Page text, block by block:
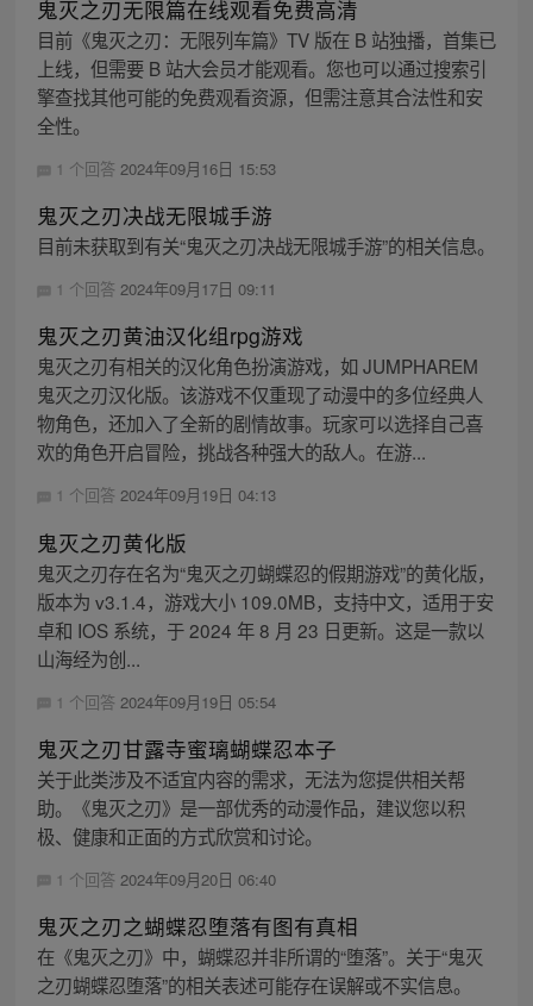
鬼灭之刃无限篇在线观看免费高清
目前《鬼灭之刃：无限列车篇》TV 版在 B 站独播，首集已
上线，但需要 B 站大会员才能观看。您也可以通过搜索引
擎查找其他可能的免费观看资源，但需注意其合法性和安
全性。
1 个回答 2024年09月16日 15:53
鬼灭之刃决战无限城手游
目前未获取到有关“鬼灭之刃决战无限城手游”的相关信息。
1 个回答 2024年09月17日 09:11
鬼灭之刃黄油汉化组rpg游戏
鬼灭之刃有相关的汉化角色扮演游戏，如 JUMPHAREM
鬼灭之刃汉化版。该游戏不仅重现了动漫中的多位经典人
物角色，还加入了全新的剧情故事。玩家可以选择自己喜
欢的角色开启冒险，挑战各种强大的敌人。在游...
1 个回答 2024年09月19日 04:13
鬼灭之刃黄化版
鬼灭之刃存在名为“鬼灭之刃蝴蝶忍的假期游戏”的黄化版，
版本为 v3.1.4，游戏大小 109.0MB，支持中文，适用于安
卓和 IOS 系统，于 2024 年 8 月 23 日更新。这是一款以
山海经为创...
1 个回答 2024年09月19日 05:54
鬼灭之刃甘露寺蜜璃蝴蝶忍本子
关于此类涉及不适宜内容的需求，无法为您提供相关帮
助。《鬼灭之刃》是一部优秀的动漫作品，建议您以积
极、健康和正面的方式欣赏和讨论。
1 个回答 2024年09月20日 06:40
鬼灭之刃之蝴蝶忍堕落有图有真相
在《鬼灭之刃》中，蝴蝶忍并非所谓的“堕落”。关于“鬼灭
之刃蝴蝶忍堕落”的相关表述可能存在误解或不实信息。